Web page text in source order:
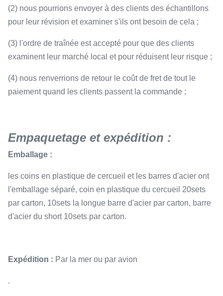
(2) nous pourrions envoyer à des clients des échantillons
pour leur révision et examiner s'ils ont besoin de cela ;
(3) l'ordre de traînée est accepté pour que des clients
examinent leur marché local et pour réduisent leur risque ;
(4) nous renverrions de retour le coût de fret de tout le
paiement quand les clients passent la commande ;
Empaquetage et expédition :
Emballage :
les coins en plastique de cercueil et les barres d'acier ont
l'emballage séparé, coin en plastique du cercueil 20sets
par carton, 10sets la longue barre d'acier par carton, barre
d'acier du short 10sets par carton.
Expédition : Par la mer ou par avion
.